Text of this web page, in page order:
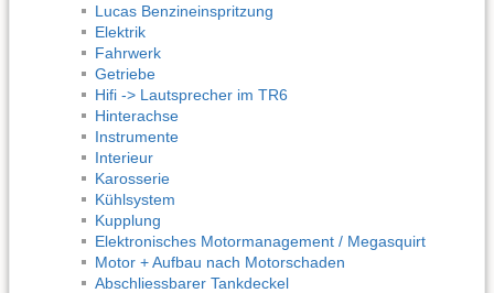
Lucas Benzineinspritzung
Elektrik
Fahrwerk
Getriebe
Hifi -> Lautsprecher im TR6
Hinterachse
Instrumente
Interieur
Karosserie
Kühlsystem
Kupplung
Elektronisches Motormanagement / Megasquirt
Motor + Aufbau nach Motorschaden
Abschliessbarer Tankdeckel